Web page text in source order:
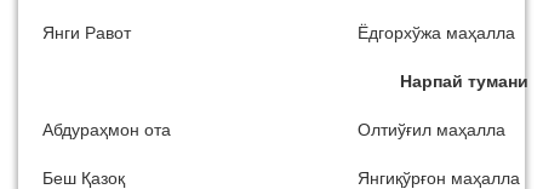
Янги Равот Ёдгорхўжа маҳалла
Нарпай тумани
Абдураҳмон ота Олтиўғил маҳалла
Беш Қазоқ Янгиқўрғон маҳалла